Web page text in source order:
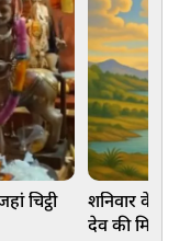
चिट्ठी
शनिवार के
देव की